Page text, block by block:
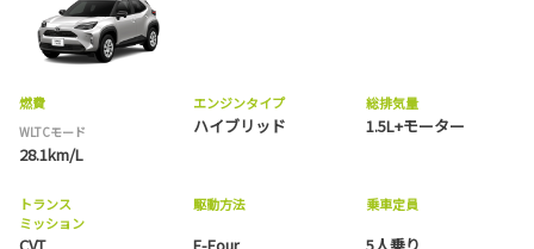
燃費
WLTCモード
28.1km/L
エンジンタイプ
ハイブリッド
総排気量
1.5L+モーター
トランス
ミッション
駆動方法 乗車定員